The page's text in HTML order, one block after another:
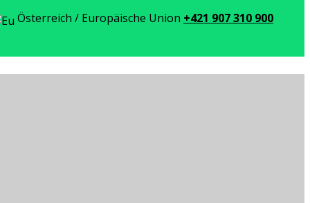
Österreich / Europäische Union +421 907 310 900